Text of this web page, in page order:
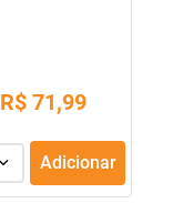
R$ 71,99
Adicionar